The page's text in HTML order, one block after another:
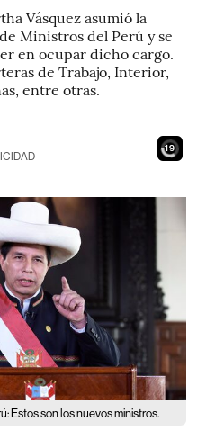
Vásquez asumió la
Ministros del Perú y se
en ocupar dicho cargo.
de Trabajo, Interior,
entre otras.
18
Estos son los nuevos ministros.